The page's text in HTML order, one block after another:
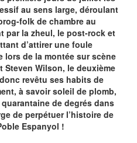
au sens large, déroulant
folk de chambre au
par la zheul, le post-rock et
d’attirer une foule
lors de la montée sur scène
Steven Wilson, le deuxième
revêtu ses habits de
à savoir soleil de plomb,
de degrés dans
de perpétuer l’histoire de
Espanyol !